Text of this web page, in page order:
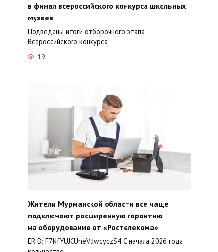
в финал всероссийского конкурса школьных
музеев
Подведены итоги отборочного этапа
Всероссийского конкурса
19
Жители Мурманской области все чаще
подключают расширенную гарантию
на оборудование от «Ростелекома»
ERID: F7NfYUJCUneVdwcydzS4 С начала 2026 года